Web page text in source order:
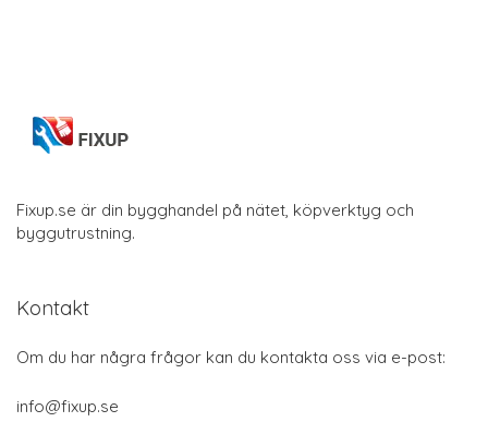
Fixup.se är din bygghandel på nätet, köpverktyg och
byggutrustning.
Kontakt
Om du har några frågor kan du kontakta oss via e-post:
info@fixup.se